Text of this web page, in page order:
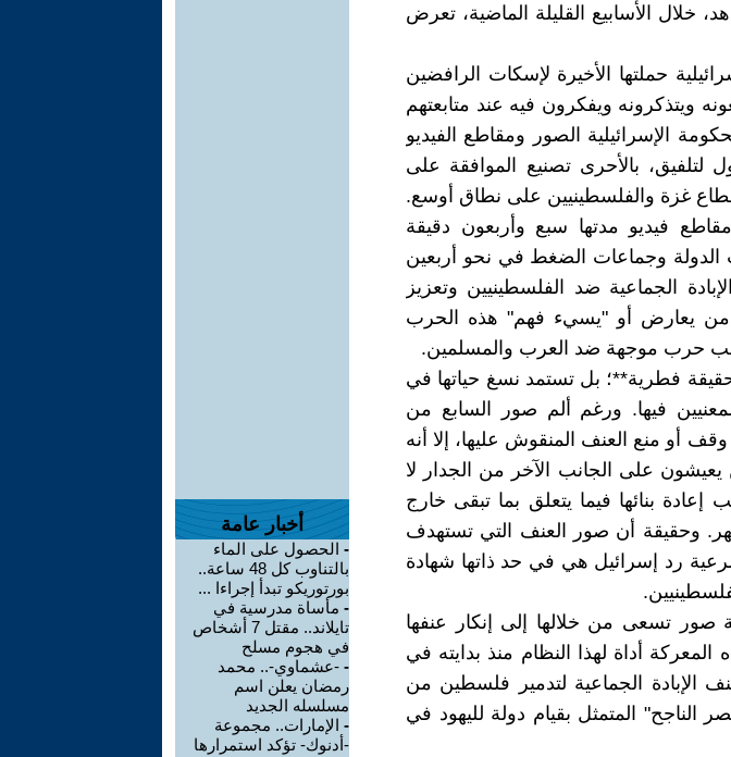
خلال الأسابيع القليلة الماضية، تعرض
حملتها الأخيرة لإسكات الرافضين
ويتذكرونه ويفكرون فيه عند متابعتهم
الإسرائيلية الصور ومقاطع الفيديو
بالأحرى تصنيع الموافقة على
قطاع غزة والفلسطينيين على نطاق أوسع.
فيديو مدتها سبع وأربعون دقيقة
الدولة وجماعات الضغط في نحو أربعين
الجماعية ضد الفلسطينيين وتعزيز
من يعارض أو "يسيء فهم" هذه الحرب
حرب موجهة ضد العرب والمسلمين.
فطرية**؛ بل تستمد نسغ حياتها في
فيها. ورغم ألم صور السابع من
أو منع العنف المنقوش عليها، إلا أنه
على الجانب الآخر من الجدار لا
بنائها فيما يتعلق بما تبقى خارج
وحقيقة أن صور العنف التي تستهدف
رد إسرائيل هي في حد ذاتها شهادة
صور تسعى من خلالها إلى إنكار عنفها
أداة لهذا النظام منذ بدايته في
عنف الإبادة الجماعية لتدمير فلسطين من
الناجح" المتمثل بقيام دولة لليهود في
أخبار عامة
- الحصول على الماء
بالتناوب كل 48 ساعة..
بورتوريكو تبدأ إجراءا ...
- مأساة مدرسية في
تايلاند.. مقتل 7 أشخاص
في هجوم مسلح
- -عشماوي-.. محمد
رمضان يعلن اسم
مسلسله الجديد
- الإمارات.. مجموعة
-أدنوك- تؤكد استمرارها